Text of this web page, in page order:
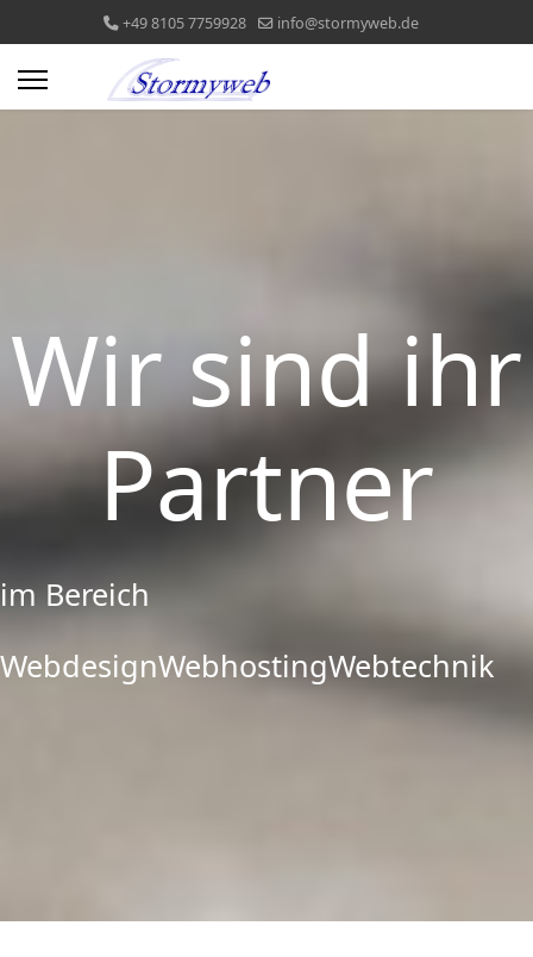
+49 8105 7759928 info@stormyweb.de
Wir sind ihr
Partner
im Bereich
WebdesignWebhostingWebtechnik